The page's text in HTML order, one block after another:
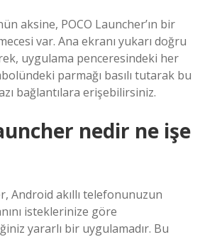
aksine, POCO Launcher’ın bir
var. Ana ekranı yukarı doğru
uygulama penceresindeki her
parmağı basılı tutarak bu
bağlantılara erişebilirsiniz.
nedir ne işe
Android akıllı telefonunuzun
isteklerinize göre
yararlı bir uygulamadır. Bu